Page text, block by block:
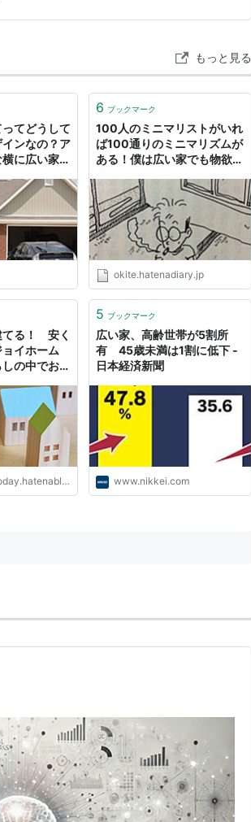
見せ…
もっと見る
てどうして
ンなの？ア
に広い家が
6 ブックマーク
100人のミニマリストがいれ
ば100通りのミニマリズムが
ある！僕は広い家でも物欲が
みたい！ - Ａ１理論はミニマ
リスト
okite.hatenadiary.jp
てる！ 安く
イホーム
の中でおス
5 ブックマーク
広い家、高齢世帯が5割所
有 45歳未満は1割に低下 -
日本経済新聞
www.nikkei.com